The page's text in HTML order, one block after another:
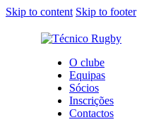
Skip to content Skip to footer
O clube
Equipas
Sócios
Inscrições
Contactos